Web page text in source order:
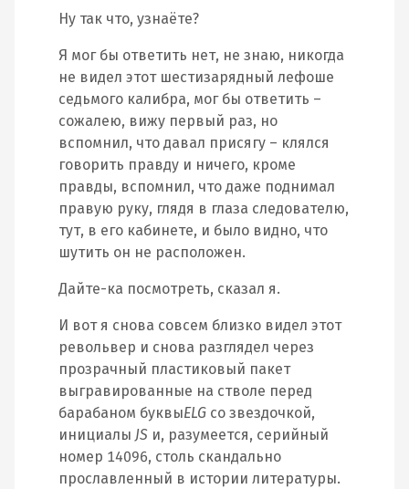
Ну так что, узнаёте?
Я мог бы ответить нет, не знаю, никогда
не видел этот шестизарядный лефоше
седьмого калибра, мог бы ответить –
сожалею, вижу первый раз, но
вспомнил, что давал присягу – клялся
говорить правду и ничего, кроме
правды, вспомнил, что даже поднимал
правую руку, глядя в глаза следователю,
тут, в его кабинете, и было видно, что
шутить он не расположен.
Дайте-ка посмотреть, сказал я.
И вот я снова совсем близко видел этот
револьвер и снова разглядел через
прозрачный пластиковый пакет
выгравированные на стволе перед
барабаном буквыELG со звездочкой,
инициалы JS и, разумеется, серийный
номер 14096, столь скандально
прославленный в истории литературы.